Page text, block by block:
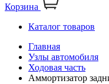
Корзина
Каталог товаров
Главная
Узлы автомобиля
Ходовая часть
Аммортизатор